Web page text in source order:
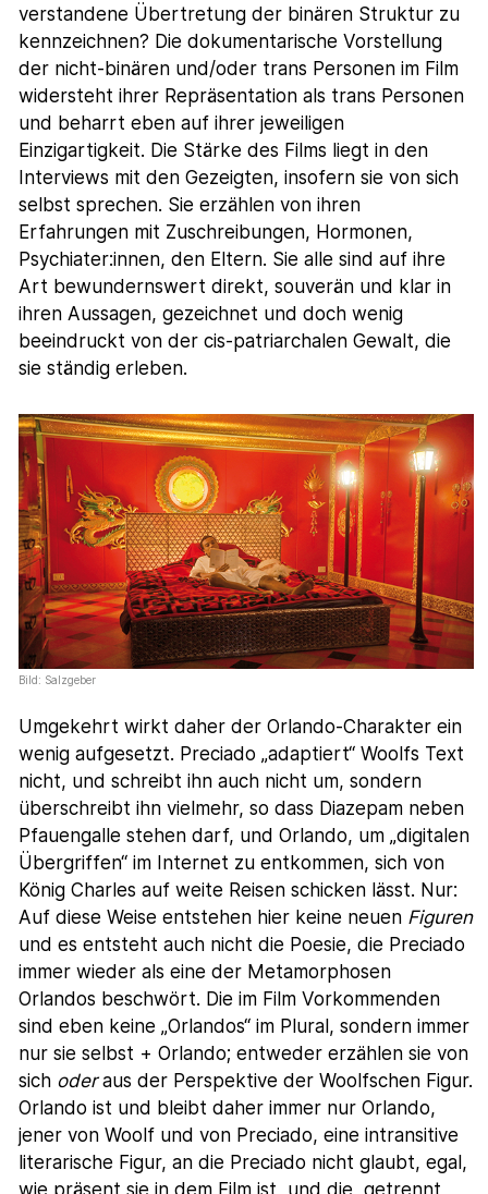
verstandene Übertretung der binären Struktur zu
kennzeichnen? Die dokumentarische Vorstellung
der nicht-binären und/oder trans Personen im Film
widersteht ihrer Repräsentation als trans Personen
und beharrt eben auf ihrer jeweiligen
Einzigartigkeit. Die Stärke des Films liegt in den
Interviews mit den Gezeigten, insofern sie von sich
selbst sprechen. Sie erzählen von ihren
Erfahrungen mit Zuschreibungen, Hormonen,
Psychiater:innen, den Eltern. Sie alle sind auf ihre
Art bewundernswert direkt, souverän und klar in
ihren Aussagen, gezeichnet und doch wenig
beeindruckt von der cis-patriarchalen Gewalt, die
sie ständig erleben.
Bild: Salzgeber
Umgekehrt wirkt daher der Orlando-Charakter ein
wenig aufgesetzt. Preciado „adaptiert“ Woolfs Text
nicht, und schreibt ihn auch nicht um, sondern
überschreibt ihn vielmehr, so dass Diazepam neben
Pfauengalle stehen darf, und Orlando, um „digitalen
Übergriffen“ im Internet zu entkommen, sich von
König Charles auf weite Reisen schicken lässt. Nur:
Auf diese Weise entstehen hier keine neuen Figuren
und es entsteht auch nicht die Poesie, die Preciado
immer wieder als eine der Metamorphosen
Orlandos beschwört. Die im Film Vorkommenden
sind eben keine „Orlandos“ im Plural, sondern immer
nur sie selbst + Orlando; entweder erzählen sie von
sich oderaus der Perspektive der Woolfschen Figur.
Orlando ist und bleibt daher immer nur Orlando,
jener von Woolf und von Preciado, eine intransitive
literarische Figur, an die Preciado nicht glaubt, egal,